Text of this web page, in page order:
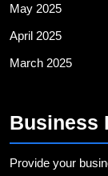
May 2025
April 2025
March 2025
Business
Provide your